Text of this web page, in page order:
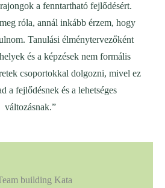
a fenntartható fejlődésért.
róla, annál inkább érzem, hogy
Tanulási élménytervezőként
és a képzések nem formális
csoportokkal dolgozni, mivel ez
a fejlődésnek és a lehetséges
változásnak.”